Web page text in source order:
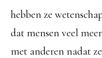
hebben ze
dat mensen veel
met anderen nadat